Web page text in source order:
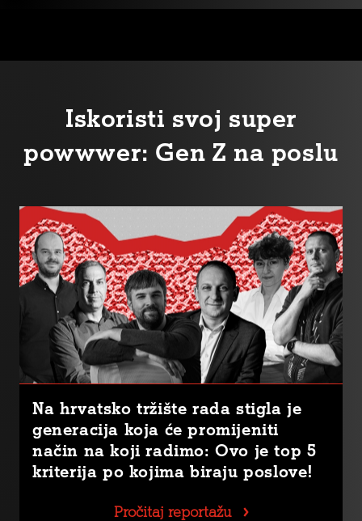
Iskoristi svoj super
powwwer: Gen Z na poslu
Na hrvatsko tržište rada stigla je
generacija koja će promijeniti
način na koji radimo: Ovo je top 5
kriterija po kojima biraju poslove!
Pročitaj reportažu